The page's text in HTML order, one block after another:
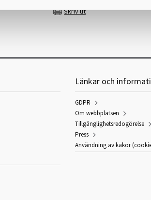
Skriv ut
Länkar och
GDPR
Om webbplatsen
Tillgänglighetsredogörelse
Press
Användning av kakor